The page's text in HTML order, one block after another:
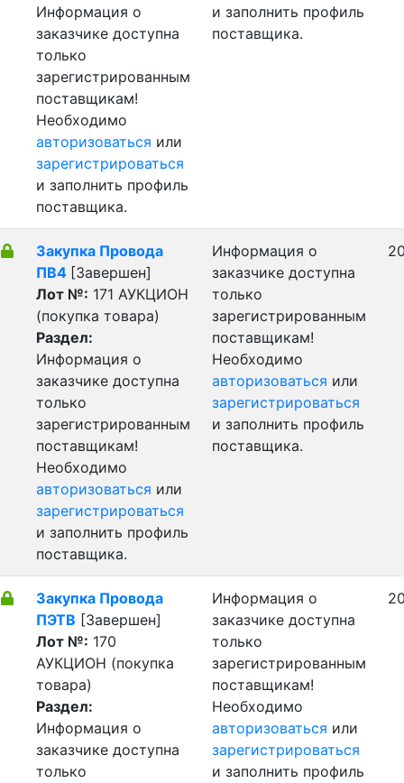
Информация о
заказчике доступна
только
зарегистрированным
поставщикам!
Необходимо
авторизоваться или
зарегистрироваться
и заполнить профиль
поставщика.
и заполнить профиль
поставщика.
Закупка Провода
ПВ4 [Завершен]
Лот №: 171 АУКЦИОН
(покупка товара)
Раздел:
Информация о
заказчике доступна
только
зарегистрированным
поставщикам!
Необходимо
авторизоваться или
зарегистрироваться
и заполнить профиль
поставщика.
Информация о
заказчике доступна
только
зарегистрированным
поставщикам!
Необходимо
авторизоваться или
зарегистрироваться
и заполнить профиль
поставщика.
Закупка Провода
ПЭТВ [Завершен]
Лот №: 170
АУКЦИОН (покупка
товара)
Раздел:
Информация о
заказчике доступна
только
Информация о
заказчике доступна
только
зарегистрированным
поставщикам!
Необходимо
авторизоваться или
зарегистрироваться
и заполнить профиль